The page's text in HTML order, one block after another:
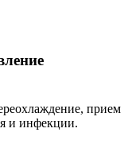
прием
и инфекции.